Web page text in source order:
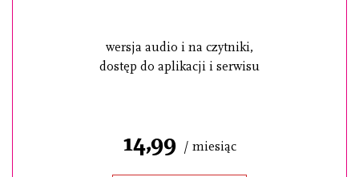
wersja audio i na czytniki,
dostęp do aplikacji i serwisu
14,99 / miesiąc